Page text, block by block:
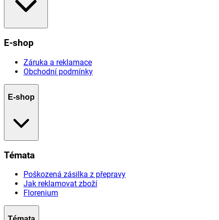
E-shop
Záruka a reklamace
Obchodní podmínky
E-shop
Témata
Poškozená zásilka z přepravy
Jak reklamovat zboží
Florenium